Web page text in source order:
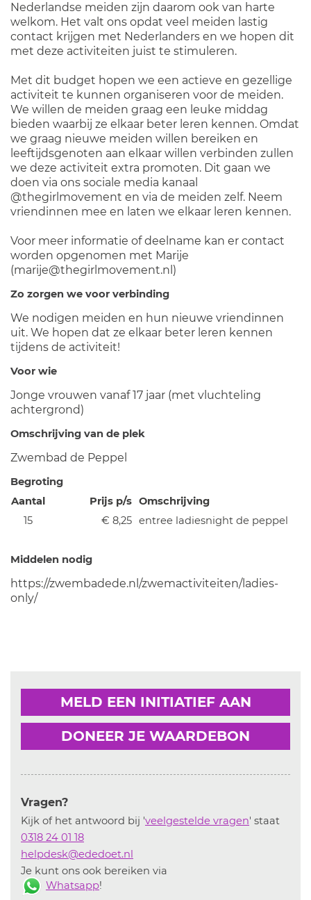
Nederlandse meiden zijn daarom ook van harte
welkom. Het valt ons opdat veel meiden lastig
contact krijgen met Nederlanders en we hopen dit
met deze activiteiten juist te stimuleren.
Met dit budget hopen we een actieve en gezellige
activiteit te kunnen organiseren voor de meiden.
We willen de meiden graag een leuke middag
bieden waarbij ze elkaar beter leren kennen. Omdat
we graag nieuwe meiden willen bereiken en
leeftijdsgenoten aan elkaar willen verbinden zullen
we deze activiteit extra promoten. Dit gaan we
doen via ons sociale media kanaal
@thegirlmovement en via de meiden zelf. Neem
vriendinnen mee en laten we elkaar leren kennen.
Voor meer informatie of deelname kan er contact
worden opgenomen met Marije
(marije@thegirlmovement.nl)
Zo zorgen we voor verbinding
We nodigen meiden en hun nieuwe vriendinnen
uit. We hopen dat ze elkaar beter leren kennen
tijdens de activiteit!
Voor wie
Jonge vrouwen vanaf 17 jaar (met vluchteling
achtergrond)
Omschrijving van de plek
Zwembad de Peppel
Begroting
Aantal
Prijs p/s Omschrijving
15
€ 8,25 entree ladiesnight de peppel
Middelen nodig
https://zwembadede.nl/zwemactiviteiten/ladies-
only/
MELD EEN INITIATIEF AAN
DONEER JE WAARDEBON
Vragen?
Kijk of het antwoord bij 'veelgestelde vragen' staat
0318 24 01 18
helpdesk@ededoet.nl
Je kunt ons ook bereiken via
Whatsapp!